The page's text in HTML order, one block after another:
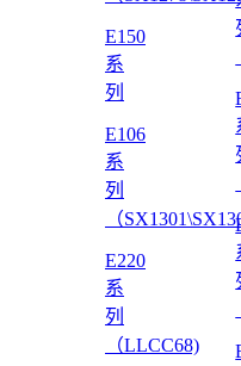
E150
系
列
E106
系
列
（
E220
系
列
（LLCC68)